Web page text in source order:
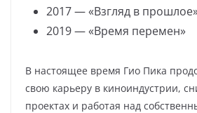
2017 — «Взгляд в
2019 — «Время перемен»
В настоящее время Гио Пика
свою карьеру в киноиндустрии,
проектах и работая над